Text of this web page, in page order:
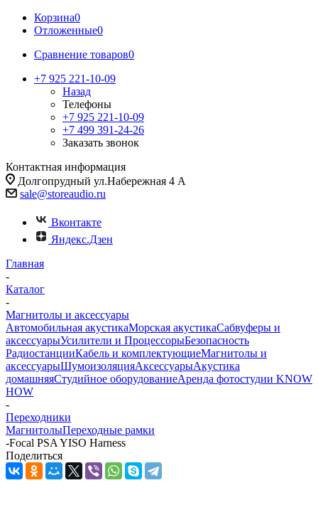
Корзина0
Отложенные0
Сравнение товаров0
+7 925 221-10-09
Назад
Телефоны
+7 925 221-10-09
+7 499 391-24-26
Заказать звонок
Контактная информация
Долгопрудный ул.Набережная 4 А
sale@storeaudio.ru
Вконтакте
Яндекс.Дзен
Главная
-
Каталог
-
Магнитолы и аксессуары
Автомобильная акустикаМорская акустикаСабвуферы и
аксессуарыУсилители и ПроцессорыБезопасность
РадиостанцииКабель и комплектующиеМагнитолы и
аксессуарыШумоизоляцияАксессуарыАкустика
домашняяСтудийное оборудованиеАренда фотостудии KNOW
HOW
-
Переходники
МагнитолыПереходные рамки
-Focal PSA YISO Harness
Поделиться